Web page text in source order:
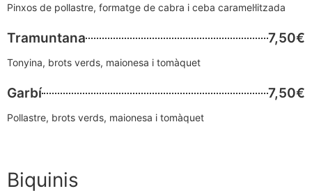
Pinxos de pollastre, formatge de cabra i ceba caramel·litzada
Tramuntana 7,50€
Tonyina, brots verds, maionesa i tomàquet
Garbí 7,50€
Pollastre, brots verds, maionesa i tomàquet
Biquinis